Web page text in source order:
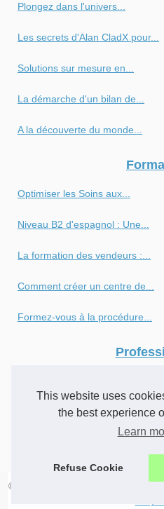
This website uses
the best experience
Learn
Refuse Cookie
Plongez dans l'univers...
Les secrets d'Alan CladX pour...
Solutions sur mesure en...
La démarche d'un bilan de...
A la découverte du monde...
Optimiser les Soins aux...
Niveau B2 d'espagnol : Une...
La formation des vendeurs :...
Comment créer un centre de...
Formez-vous à la procédure...
Les alternatives à la...
© 2026